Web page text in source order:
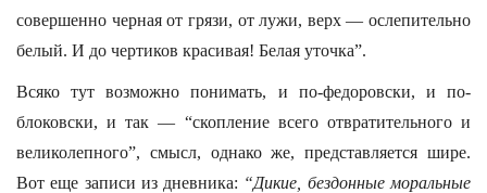
совершенно черная от грязи, от лужи, верх — ослепительно
белый. И до чертиков красивая! Белая уточка”.
Всяко тут возможно понимать, и по-федоровски, и по-
блоковски, и так — “скопление всего отвратительного и
великолепного”, смысл, однако же, представляется шире.
Вот еще записи из дневника: “Дикие, бездонные моральные